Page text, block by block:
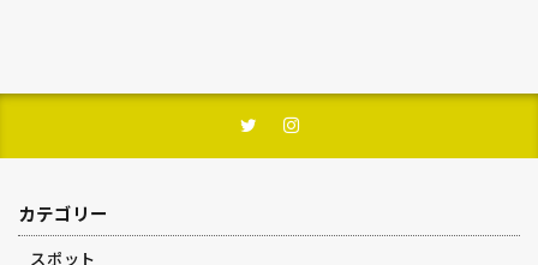
カテゴリー
スポット